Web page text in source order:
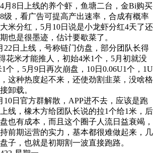
月8日上线的养个虾，鱼塘二台，金Bi购买
级，看广告可提高产出速率，合成有概率
米分红，5月10日说是小龙虾分红4天了还
也是很墨迹，估计要歇菜了。
22日上线，号称链门仿盘，部分团队长得
花米才能推人，初始4米1个，5月初就没
个，5月9日再次崩盘，10日0.06U1个，1U
这种热度起不来，还使劲割韭菜，没啥格
卸载。
10日官方群解散，APP进不去，应该是跑
线，橡木方给团队长说的拉1个给1米，后
也有成本，而且这个圈子人流日益衰竭，
前期运营的实力，基本都很难做起来，几
子，也就是初期割一波直接跑路。